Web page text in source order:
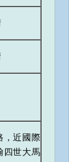
，近國際
四世大馬